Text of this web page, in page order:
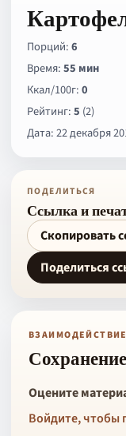
Порций:6
Время:55 мин
Ккал/100г:0
Рейтинг:5 (2)
Дата: 22 декабря
ПОДЕЛИТЬСЯ
Ссылка и
Скопировать
Поделиться
ВЗАИМОДЕЙСТВИЕ
Оцените
Войдите, чтобы